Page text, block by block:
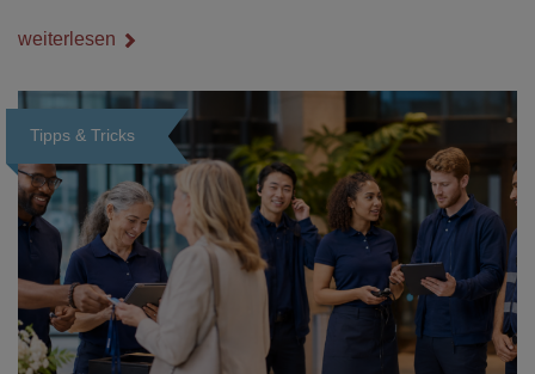
weiterlesen
Tipps & Tricks
Loading...